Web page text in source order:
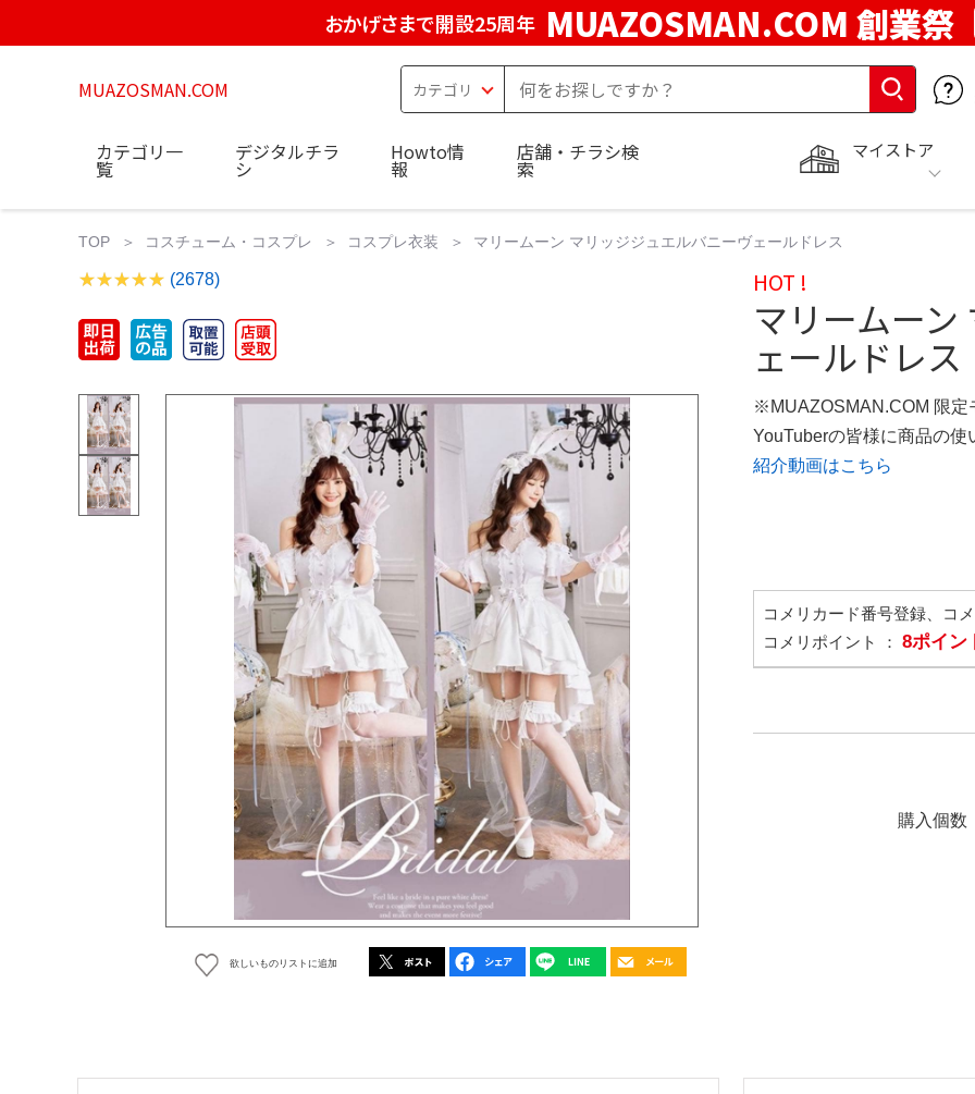
おかげさまで開設25周年 MUAZOSMAN.COM 創業祭
MUAZOSMAN.COM
マイストア
カテゴリ一
覧
デジタルチラ
シ
Howto情
報
店舗・チラシ検
索
TOP コスチューム・コスプレ コスプレ衣装 マリームーン マリッジジュエルバニーヴェールドレス
(2678)
欲しいものリストに追加
HOT !
マリームー
ェールドレス
※MUAZOSMAN.COM 限定
YouTuberの皆様に商品の使
紹介動画はこちら
コメリカード番号登録、コ
コメリポイント ： 8ポイン
購入個数